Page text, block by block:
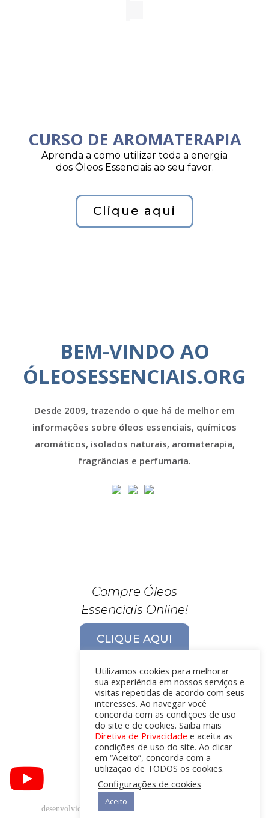
CURSO DE AROMATERAPIA
Aprenda a como utilizar toda a energia
dos Óleos Essenciais ao seu favor.
Clique aqui
BEM-VINDO AO
ÓLEOSESSENCIAIS.ORG
Desde 2009, trazendo o que há de melhor em
informações sobre óleos essenciais, químicos
aromáticos, isolados naturais, aromaterapia,
fragrâncias e perfumaria.
Compre Óleos
Essenciais Online!
CLIQUE AQUI
desenvolvido com por Óleos Essenciais © 2019
Utilizamos cookies para melhorar
sua experiência em nossos serviços e
visitas repetidas de acordo com seus
interesses. Ao navegar você
concorda com as condições de uso
do site e de cookies. Saiba mais
Diretiva de Privacidade e aceita as
condições de uso do site. Ao clicar
em “Aceito”, concorda com a
utilização de TODOS os cookies.
Configurações de cookies
Aceito